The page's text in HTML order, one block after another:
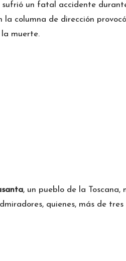
un fatal accidente
la columna de dirección
la muerte.
, un pueblo de la Toscana,
quienes, más de